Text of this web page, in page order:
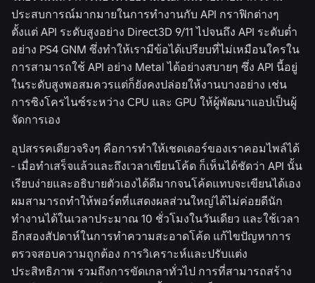
ประสบการณ์มากมายในการทำงานกับ API กราฟิกต่างๆ
ตั้งแต่ API ระดับสูงอย่าง Direct3D 9/11 ไปจนถึง API ระดับต่ำ
อย่าง PS4 GNM ซึ่งทำให้เรามีข้อได้เปรียบที่ไม่เหมือนใครใน
การสามารถใช้ API อย่าง Metal ได้อย่างสบายๆ ซึ่ง API นี้อยู่
ในระดับสูงพอสมควรแต่ก็ยังคงปล่อยให้งานบางอย่าง เช่น
การซิงโครไนซ์ระหว่าง CPU และ GPU ให้ผู้พัฒนาแอปเป็นผู้
จัดการเอง
อุปสรรคเดียวจริงๆ คือการทำให้เชดเดอร์ของเราคอมไพล์ได้
- เมื่อทำเสร็จแล้วและถึงเวลาเขียนโค้ด ก็เห็นได้ชัดว่า API นั้น
เรียบง่ายและอธิบายตัวเองได้ดีมากจนโค้ดแทบจะเขียนได้เอง
ผมสามารถทำให้พอร์ตที่แสดงผลส่วนใหญ่ได้ไม่ค่อยดีนัก
ทำงานได้ในเวลาประมาณ 10 ชั่วโมงในวันเดียว และใช้เวลา
อีกสองสัปดาห์ในการทำความสะอาดโค้ด แก้ไขปัญหาการ
ตรวจสอบความถูกต้อง การวิเคราะห์และปรับแต่ง
ประสิทธิภาพ รวมถึงการขัดเกลาทั่วไป การที่สามารถสร้าง